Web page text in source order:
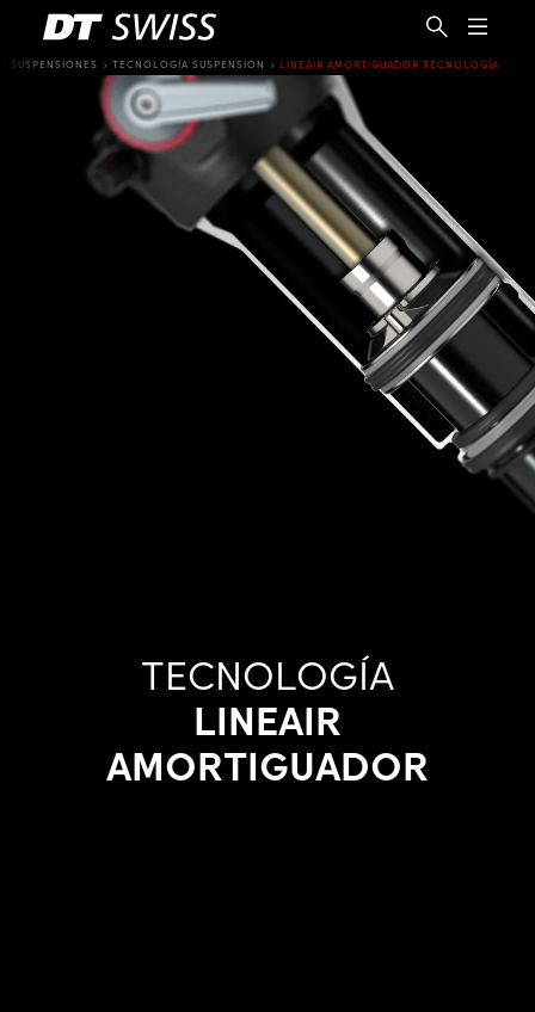
SUSPENSIÓNES TECNOLOGÍA SUSPENSIÓN LINEAIR AMORTIGUADOR TECNOLOGÍA
TECNOLOGÍA
LINEAIR
AMORTIGUADOR